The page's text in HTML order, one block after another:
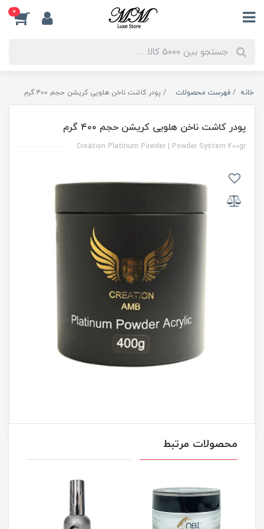
0
خانه فهرست محصولات پودر کاشت ناخن هلویی کریشن حجم ۴۰۰ گرم
پودر کاشت ناخن هلویی کریشن حجم ۴۰۰ گرم
Creation Platinum Powder | Powder System 400gr
محصولات مرتبط